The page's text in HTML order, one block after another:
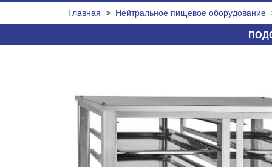
Главная > Нейтральное пищевое оборудование